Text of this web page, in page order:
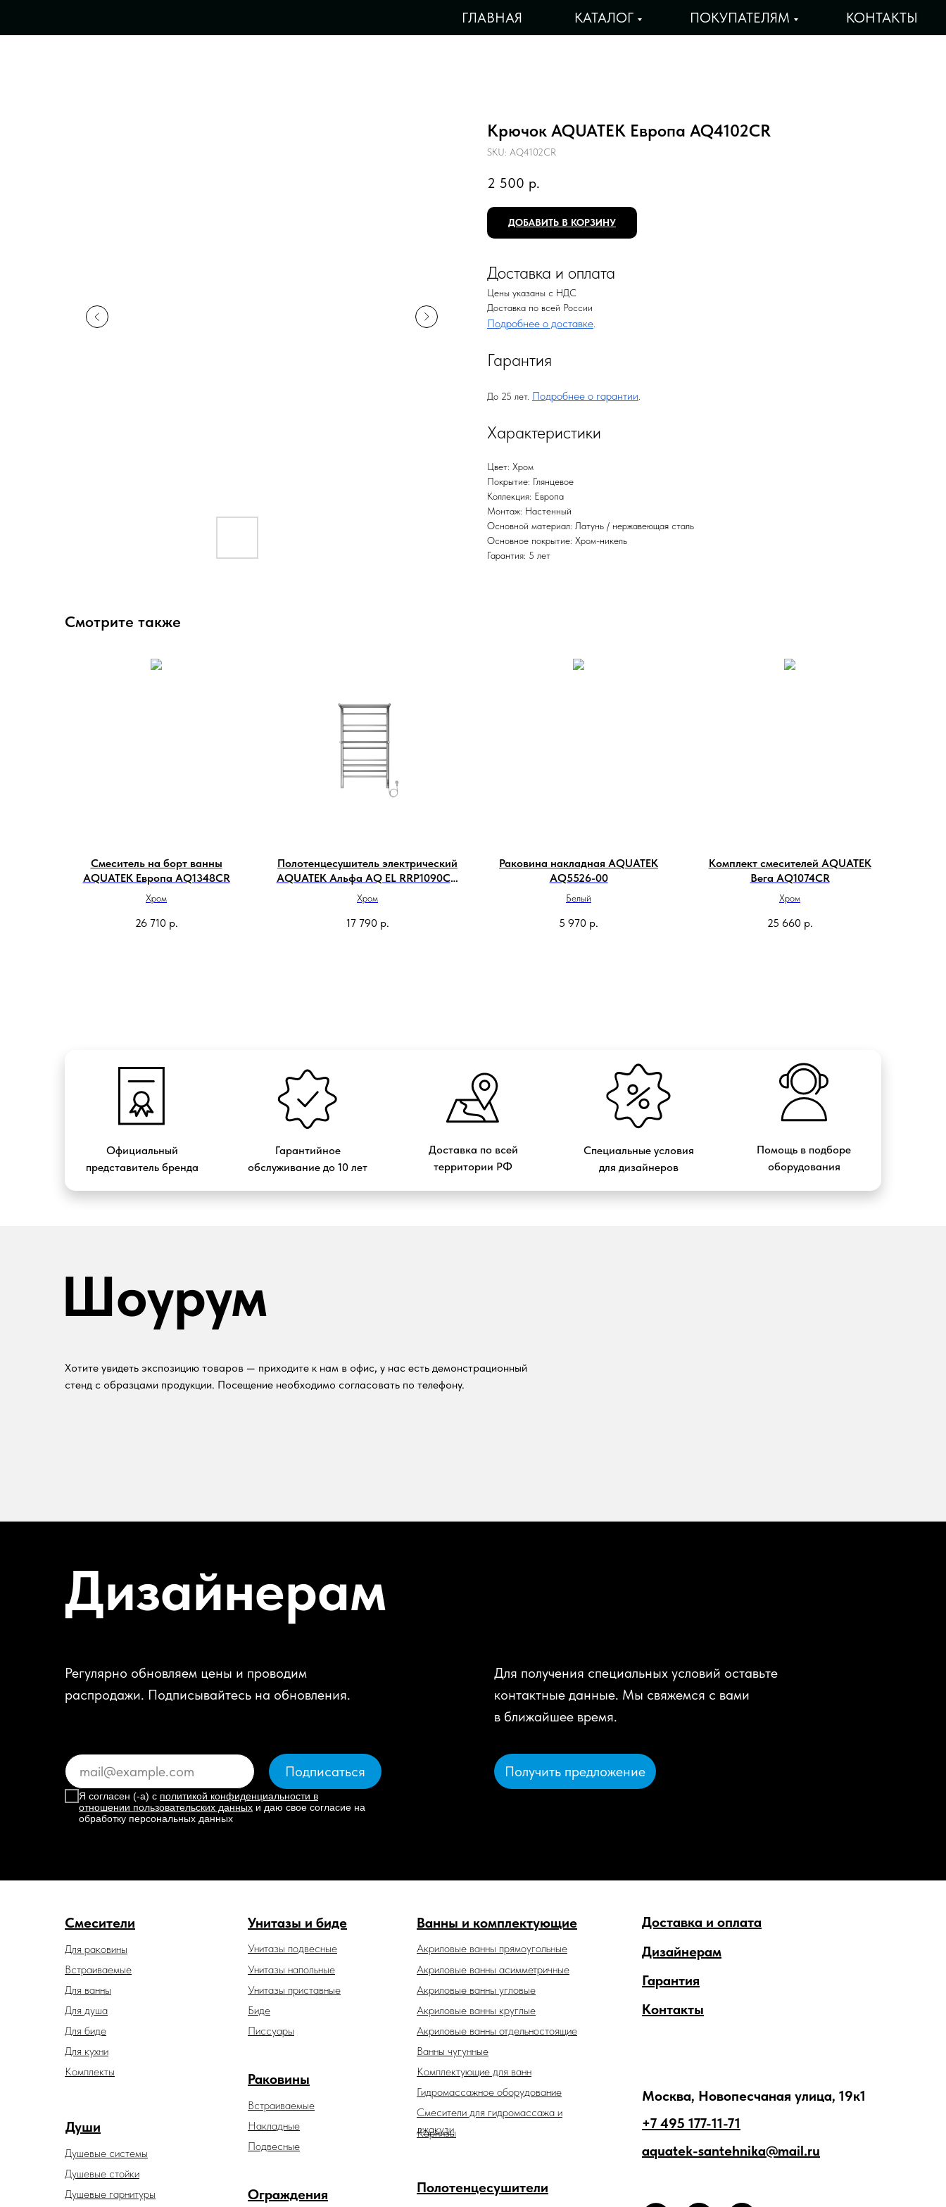
ГЛАВНАЯ КАТАЛОГ ПОКУПАТЕЛЯМ КОНТАКТЫ
Крючок AQUATEK Европа AQ4102CR
SKU: AQ4102CR
2 500 р.
ДОБАВИТЬ В КОРЗИНУ
Доставка и оплата
Цены указаны с НДС
Доставка по всей России
Подробнее о доставке
Гарантия
До 25 лет. Подробнее о гарантии
Характеристики
Цвет: Хром
Покрытие: Глянцевое
Коллекция: Европа
Монтаж: Настенный
Основной материал: Латунь / нержавеющая сталь
Основное покрытие: Хром-никель
Гарантия: 5 лет
Смотрите также
Смеситель на борт ванны
AQUATEK Европа AQ1348CR
Хром
26 710 р.
Полотенцесушитель электрический
AQUATEK Альфа AQ EL RRP1090CH
50х90
Хром
17 790 р.
Раковина накладная AQUATEK
AQ5526-00
Белый
5 970 р.
Комплект смесителей AQUATEK
Вега AQ1074CR
Хром
25 660 р.
Официальный
представитель бренда
Доставка по всей
территории РФ
Гарантийное
обслуживание до 10 лет
Специальные условия
для дизайнеров
Помощь в подборе
оборудования
Шоурум
Хотите увидеть экспозицию товаров — приходите к нам в офис, у нас есть демонстрационный
стенд с образцами продукции. Посещение необходимо согласовать по телефону.
Дизайнерам
Регулярно обновляем цены и проводим
распродажи. Подписывайтесь на обновления.
Я согласен (-а) с политикой конфиденциальности в
отношении пользовательских данных и даю свое согласие на
обработку персональных данных
Подписаться
Для получения специальных условий оставьте
контактные данные. Мы свяжемся с вами
в ближайшее время.
Получить предложение
Смесители
Души
Душевые гарнитуры
Душевые системы
Унитазы и биде
Унитазы подвесные
Унитазы напольные
Унитазы приставные
Раковины
Встраиваемые
Накладные
Подвесные
Встраиваемые
Для биде
Для ванны
Для душа
Для раковины
Для кухни
Ванны и комплектующие
Акриловые ванны прямоугольные
Ограждения
Дизайнерам
Доставка и оплата
Гарантия
Контакты
Душевые стойки
Биде
Акриловые ванны отдельностоящие
Акриловые ванны асимметричные
Акриловые ванны угловые
Акриловые ванны круглые
Ванны чугунные
Комплектующие для ванн
Гидромассажное оборудование
Смесители для гидромассажа и
джакузи
Карнизы
Полотенцесушители
Комплекты
Писсуары
Москва, Новопесчаная улица, 19к1
+7 495 177-11-71
aquatek-santehnika@mail.ru